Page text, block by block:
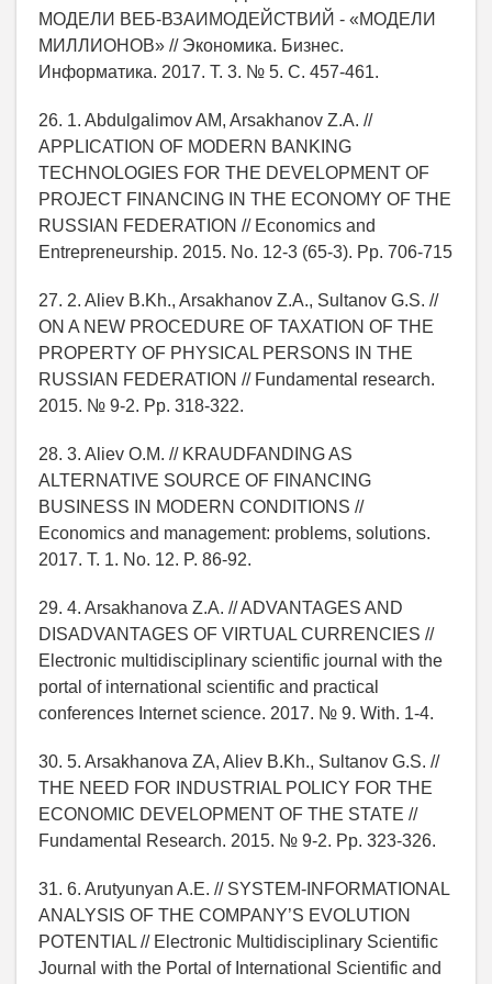
МОДЕЛИ ВЕБ-ВЗАИМОДЕЙСТВИЙ - «МОДЕЛИ
МИЛЛИОНОВ» // Экономика. Бизнес.
Информатика. 2017. Т. 3. № 5. С. 457-461.
26. 1. Abdulgalimov AM, Arsakhanov Z.A. //
APPLICATION OF MODERN BANKING
TECHNOLOGIES FOR THE DEVELOPMENT OF
PROJECT FINANCING IN THE ECONOMY OF THE
RUSSIAN FEDERATION // Economics and
Entrepreneurship. 2015. No. 12-3 (65-3). Pp. 706-715
27. 2. Aliev B.Kh., Arsakhanov Z.A., Sultanov G.S. //
ON A NEW PROCEDURE OF TAXATION OF THE
PROPERTY OF PHYSICAL PERSONS IN THE
RUSSIAN FEDERATION // Fundamental research.
2015. № 9-2. Pp. 318-322.
28. 3. Aliev O.M. // KRAUDFANDING AS
ALTERNATIVE SOURCE OF FINANCING
BUSINESS IN MODERN CONDITIONS //
Economics and management: problems, solutions.
2017. T. 1. No. 12. P. 86-92.
29. 4. Arsakhanova Z.A. // ADVANTAGES AND
DISADVANTAGES OF VIRTUAL CURRENCIES //
Electronic multidisciplinary scientific journal with the
portal of international scientific and practical
conferences Internet science. 2017. № 9. With. 1-4.
30. 5. Arsakhanova ZA, Aliev B.Kh., Sultanov G.S. //
THE NEED FOR INDUSTRIAL POLICY FOR THE
ECONOMIC DEVELOPMENT OF THE STATE //
Fundamental Research. 2015. № 9-2. Pp. 323-326.
31. 6. Arutyunyan A.E. // SYSTEM-INFORMATIONAL
ANALYSIS OF THE COMPANY’S EVOLUTION
POTENTIAL // Electronic Multidisciplinary Scientific
Journal with the Portal of International Scientific and